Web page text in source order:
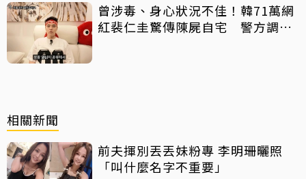
曾涉毒、身心狀況不佳！韓71萬網
紅裴仁圭驚傳陳屍自宅 警方調查
相關新聞
前夫揮別丟丟妹粉專 李明珊曬照
「叫什麼名字不重要」